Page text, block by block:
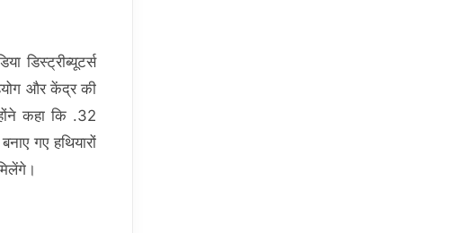
डिस्ट्रीब्यूटर्स
और केंद्र की
कहा कि .32
गए हथियारों